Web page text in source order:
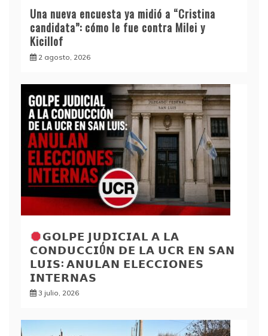
Una nueva encuesta ya midió a “Cristina
candidata”: cómo le fue contra Milei y
Kicillof
2 agosto, 2026
𝗚𝗢𝗟𝗣𝗘 𝗝𝗨𝗗𝗜𝗖𝗜𝗔𝗟 𝗔 𝗟𝗔
𝗖𝗢𝗡𝗗𝗨𝗖𝗖𝗜Ó𝗡 𝗗𝗘 𝗟𝗔 𝗨𝗖𝗥 𝗘𝗡 𝗦𝗔𝗡
𝗟𝗨𝗜𝗦: 𝗔𝗡𝗨𝗟𝗔𝗡 𝗘𝗟𝗘𝗖𝗖𝗜𝗢𝗡𝗘𝗦
𝗜𝗡𝗧𝗘𝗥𝗡𝗔𝗦
3 julio, 2026